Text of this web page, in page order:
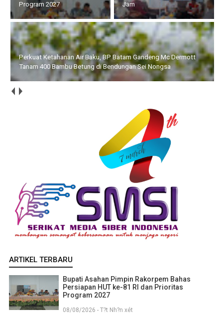
Jam
Bendungan Sei Nongsa
BP Batam Dukung Penguatan Literasi untuk Membangun
Karakter dan Kebhinekaan Bagi Generasi Masa Depan
ARTIKEL TERBARU
Bupati Asahan Pimpin Rakorpem Bahas
Persiapan HUT ke-81 RI dan Prioritas
Program 2027
08/08/2026 - T?t Nh?n xét